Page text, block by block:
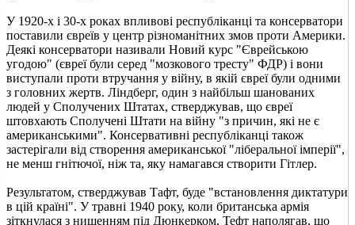
У 1920-х і 30-х роках впливові республіканці та консерватори
поставили євреїв у центр різноманітних змов проти Америки.
Деякі консерватори називали Новий курс "Єврейською
угодою" (євреї були серед "мозкового тресту" ФДР) і вони
виступали проти втручання у війну, в якій євреї були одними
з головних жертв. Ліндберг, один з найбільш шанованих
людей у Сполучених Штатах, стверджував, що євреї
штовхають Сполучені Штати на війну "з причин, які не є
американськими". Консервативні республіканці також
застерігали від створення американської "ліберальної імперії",
не менш гнітючої, ніж та, яку намагався створити Гітлер.
Результатом, стверджував Тафт, буде "встановлення диктатури
в цій країні". У травні 1940 року, коли британська армія
зіткнулася з нищенням під Дюнкерком, Тефт наполягав, що